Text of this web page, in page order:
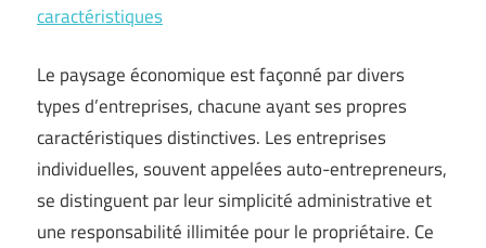
caractéristiques
Le paysage économique est façonné par divers
types d’entreprises, chacune ayant ses propres
caractéristiques distinctives. Les entreprises
individuelles, souvent appelées auto-entrepreneurs,
se distinguent par leur simplicité administrative et
une responsabilité illimitée pour le propriétaire. Ce